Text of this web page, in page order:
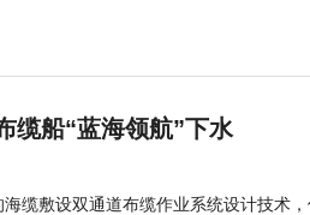
缆船“蓝海领航”下水
缆敷设双通道布缆作业系统设计技术